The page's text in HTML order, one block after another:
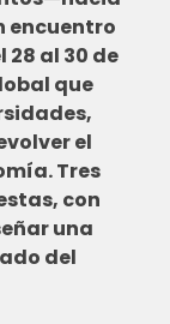
encuentro
28 al 30 de
que
el
Tres
con
una
del